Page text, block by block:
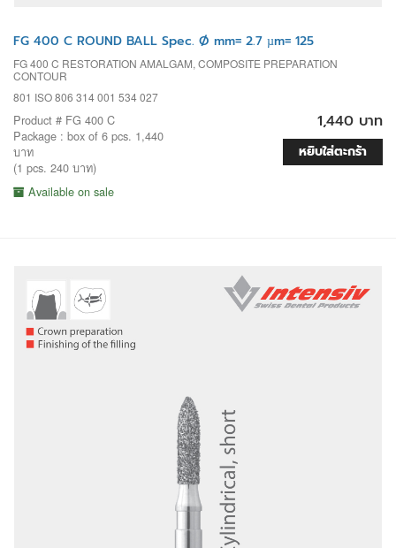
FG 400 C ROUND BALL Spec. Ø mm= 2.7 µm= 125
FG 400 C RESTORATION AMALGAM, COMPOSITE PREPARATION
CONTOUR
801 ISO 806 314 001 534 027
Product # FG 400 C
Package : box of 6 pcs. 1,440
บาท
(1 pcs. 240 บาท)
Available on sale
1,440 บาท
หยิบใส่ตะกร้า